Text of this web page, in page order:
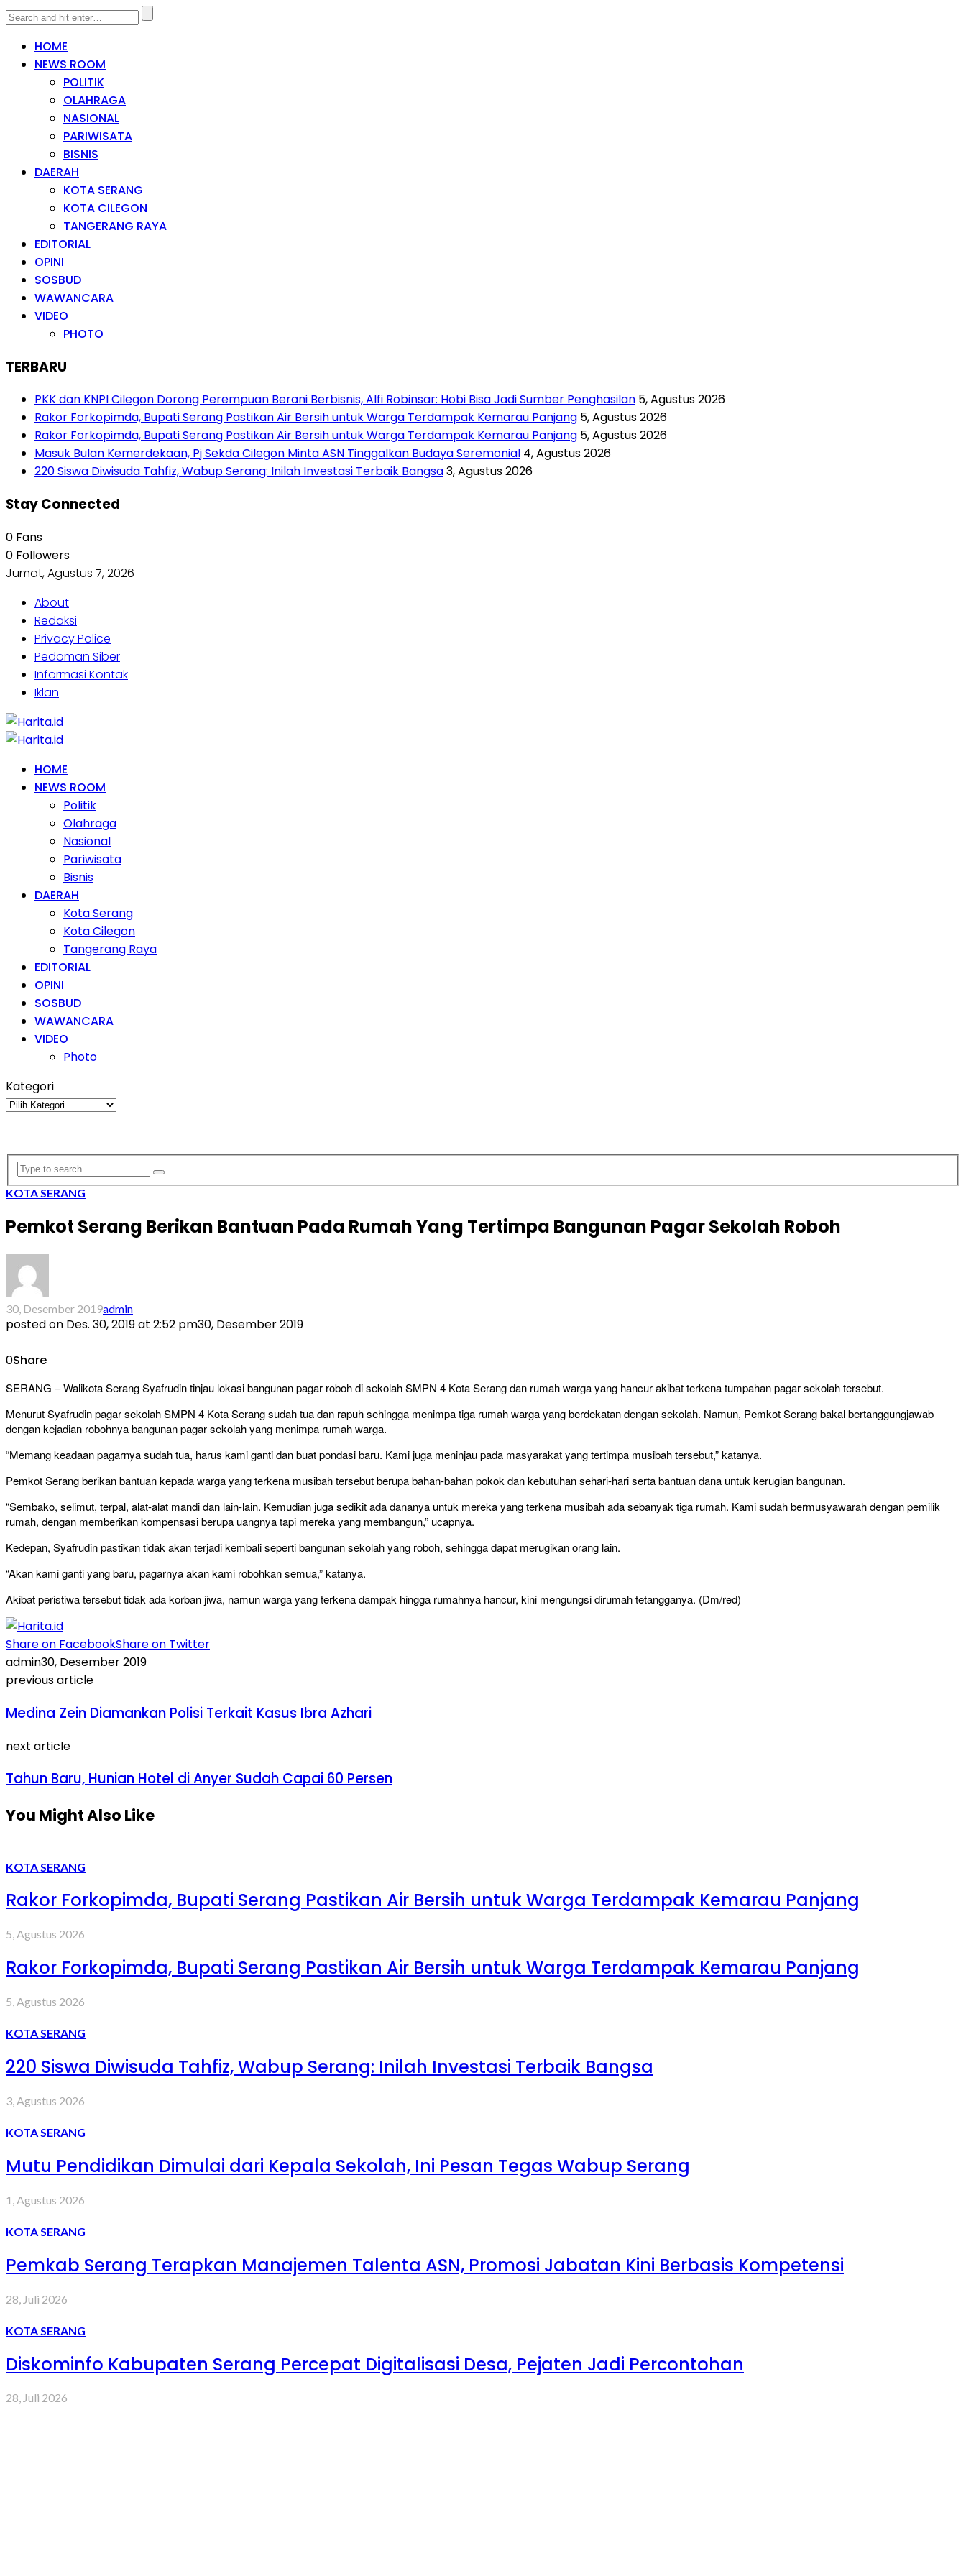
HOME
NEWS ROOM
POLITIK
OLAHRAGA
NASIONAL
PARIWISATA
BISNIS
DAERAH
KOTA SERANG
KOTA CILEGON
TANGERANG RAYA
EDITORIAL
OPINI
SOSBUD
WAWANCARA
VIDEO
PHOTO
TERBARU
PKK dan KNPI Cilegon Dorong Perempuan Berani Berbisnis, Alfi Robinsar: Hobi Bisa Jadi Sumber Penghasilan 5, Agustus 2026
Rakor Forkopimda, Bupati Serang Pastikan Air Bersih untuk Warga Terdampak Kemarau Panjang 5, Agustus 2026
Rakor Forkopimda, Bupati Serang Pastikan Air Bersih untuk Warga Terdampak Kemarau Panjang 5, Agustus 2026
Masuk Bulan Kemerdekaan, Pj Sekda Cilegon Minta ASN Tinggalkan Budaya Seremonial 4, Agustus 2026
220 Siswa Diwisuda Tahfiz, Wabup Serang: Inilah Investasi Terbaik Bangsa3, Agustus 2026
Stay Connected
0 Fans
0 Followers
Jumat, Agustus 7, 2026
About
Redaksi
Privacy Police
Pedoman Siber
Informasi Kontak
Iklan
HOME
NEWS ROOM
Politik
Olahraga
Nasional
Pariwisata
Bisnis
DAERAH
Kota Serang
Kota Cilegon
Tangerang Raya
EDITORIAL
OPINI
SOSBUD
WAWANCARA
VIDEO
Photo
Kategori
Kategori
KOTA SERANG
Pemkot Serang Berikan Bantuan Pada Rumah Yang Tertimpa Bangunan Pagar Sekolah Roboh
30, Desember 2019admin
posted on Des. 30, 2019 at 2:52 pm30, Desember 2019
0Share
SERANG – Walikota Serang Syafrudin tinjau lokasi bangunan pagar roboh di sekolah SMPN 4 Kota Serang dan rumah warga yang hancur akibat terkena tumpahan pagar sekolah tersebut.
Menurut Syafrudin pagar sekolah SMPN 4 Kota Serang sudah tua dan rapuh sehingga menimpa tiga rumah warga yang berdekatan dengan sekolah. Namun, Pemkot Serang bakal bertanggungjawab
dengan kejadian robohnya bangunan pagar sekolah yang menimpa rumah warga.
“Memang keadaan pagarnya sudah tua, harus kami ganti dan buat pondasi baru. Kami juga meninjau pada masyarakat yang tertimpa musibah tersebut,” katanya.
Pemkot Serang berikan bantuan kepada warga yang terkena musibah tersebut berupa bahan-bahan pokok dan kebutuhan sehari-hari serta bantuan dana untuk kerugian bangunan.
“Sembako, selimut, terpal, alat-alat mandi dan lain-lain. Kemudian juga sedikit ada dananya untuk mereka yang terkena musibah ada sebanyak tiga rumah. Kami sudah bermusyawarah dengan pemilik
rumah, dengan memberikan kompensasi berupa uangnya tapi mereka yang membangun,” ucapnya.
Kedepan, Syafrudin pastikan tidak akan terjadi kembali seperti bangunan sekolah yang roboh, sehingga dapat merugikan orang lain.
“Akan kami ganti yang baru, pagarnya akan kami robohkan semua,” katanya.
Akibat peristiwa tersebut tidak ada korban jiwa, namun warga yang terkena dampak hingga rumahnya hancur, kini mengungsi dirumah tetangganya. (Dm/red)
Share on FacebookShare on Twitter
admin30, Desember 2019
previous article
Medina Zein Diamankan Polisi Terkait Kasus Ibra Azhari
next article
Tahun Baru, Hunian Hotel di Anyer Sudah Capai 60 Persen
You Might Also Like
KOTA SERANG
Rakor Forkopimda, Bupati Serang Pastikan Air Bersih untuk Warga Terdampak Kemarau Panjang
5, Agustus 2026
Rakor Forkopimda, Bupati Serang Pastikan Air Bersih untuk Warga Terdampak Kemarau Panjang
5, Agustus 2026
KOTA SERANG
220 Siswa Diwisuda Tahfiz, Wabup Serang: Inilah Investasi Terbaik Bangsa
3, Agustus 2026
KOTA SERANG
Mutu Pendidikan Dimulai dari Kepala Sekolah, Ini Pesan Tegas Wabup Serang
1, Agustus 2026
KOTA SERANG
Pemkab Serang Terapkan Manajemen Talenta ASN, Promosi Jabatan Kini Berbasis Kompetensi
28, Juli 2026
KOTA SERANG
Diskominfo Kabupaten Serang Percepat Digitalisasi Desa, Pejaten Jadi Percontohan
28, Juli 2026